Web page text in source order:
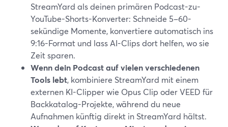
StreamYard als deinen primären Podcast-zu-
YouTube-Shorts-Konverter: Schneide 5–60-
sekündige Momente, konvertiere automatisch ins
9:16-Format und lass AI-Clips dort helfen, wo sie
Zeit sparen.
Wenn dein Podcast auf vielen verschiedenen
Tools lebt, kombiniere StreamYard mit einem
externen KI-Clipper wie Opus Clip oder VEED für
Backkatalog-Projekte, während du neue
Aufnahmen künftig direkt in StreamYard hältst.